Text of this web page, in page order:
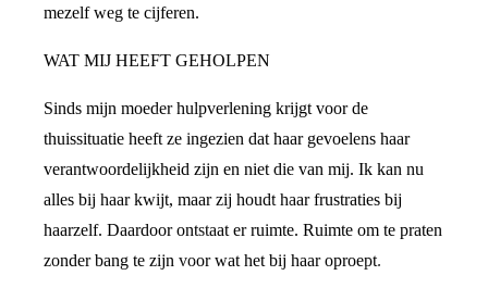
mezelf weg te cijferen.
WAT MIJ HEEFT GEHOLPEN
Sinds mijn moeder hulpverlening krijgt voor de
thuissituatie heeft ze ingezien dat haar gevoelens haar
verantwoordelijkheid zijn en niet die van mij. Ik kan nu
alles bij haar kwijt, maar zij houdt haar frustraties bij
haarzelf. Daardoor ontstaat er ruimte. Ruimte om te praten
zonder bang te zijn voor wat het bij haar oproept.